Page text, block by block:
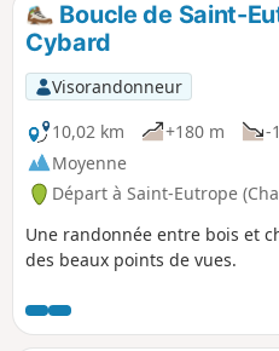
Boucle de Saint-
Cybard
Visorandonneur
10,02 km
+180 m -
Moyenne
Départ à Saint-Eutrope
Une randonnée entre bois et
des beaux points de vues.